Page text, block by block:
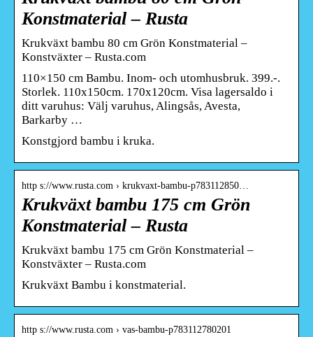
Konstmaterial – Rusta
Krukväxt bambu 80 cm Grön Konstmaterial –
Konstväxter – Rusta.com
110×150 cm Bambu. Inom- och utomhusbruk. 399.-.
Storlek. 110x150cm. 170x120cm. Visa lagersaldo i
ditt varuhus: Välj varuhus, Alingsås, Avesta,
Barkarby …
Konstgjord bambu i kruka.
http s://www.rusta.com › krukvaxt-bambu-p783112850…
Krukväxt bambu 175 cm Grön
Konstmaterial – Rusta
Krukväxt bambu 175 cm Grön Konstmaterial –
Konstväxter – Rusta.com
Krukväxt Bambu i konstmaterial.
http s://www.rusta.com › vas-bambu-p783112780201